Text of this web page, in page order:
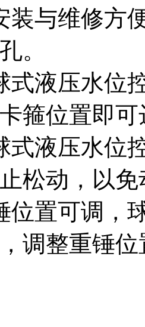
与维修方便
。
液压水位控
箍位置即
液压水位控
松动，以
置可调，球
，调整重锤